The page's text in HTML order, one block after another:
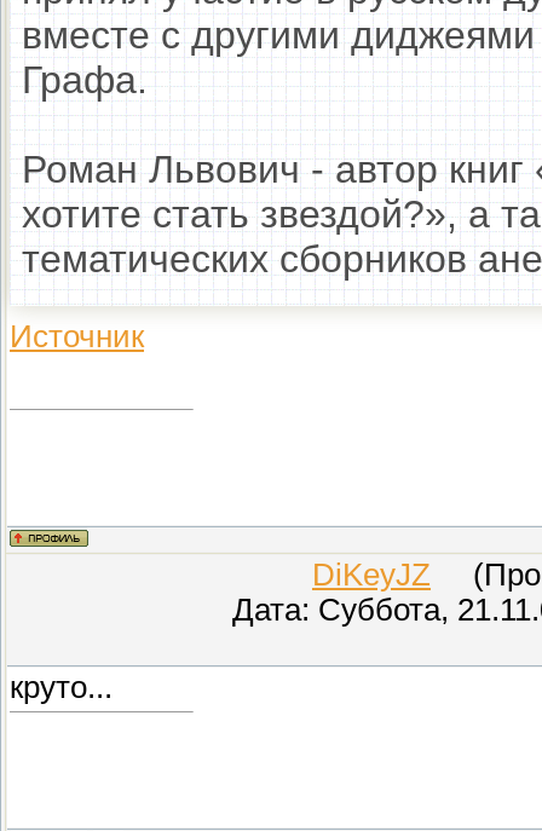
вместе с другими
Графа.
Роман Львович - автор
хотите стать звездой?», а
тематических сборников
Источник
DiKeyJZ
Дата: Суббота,
круто...